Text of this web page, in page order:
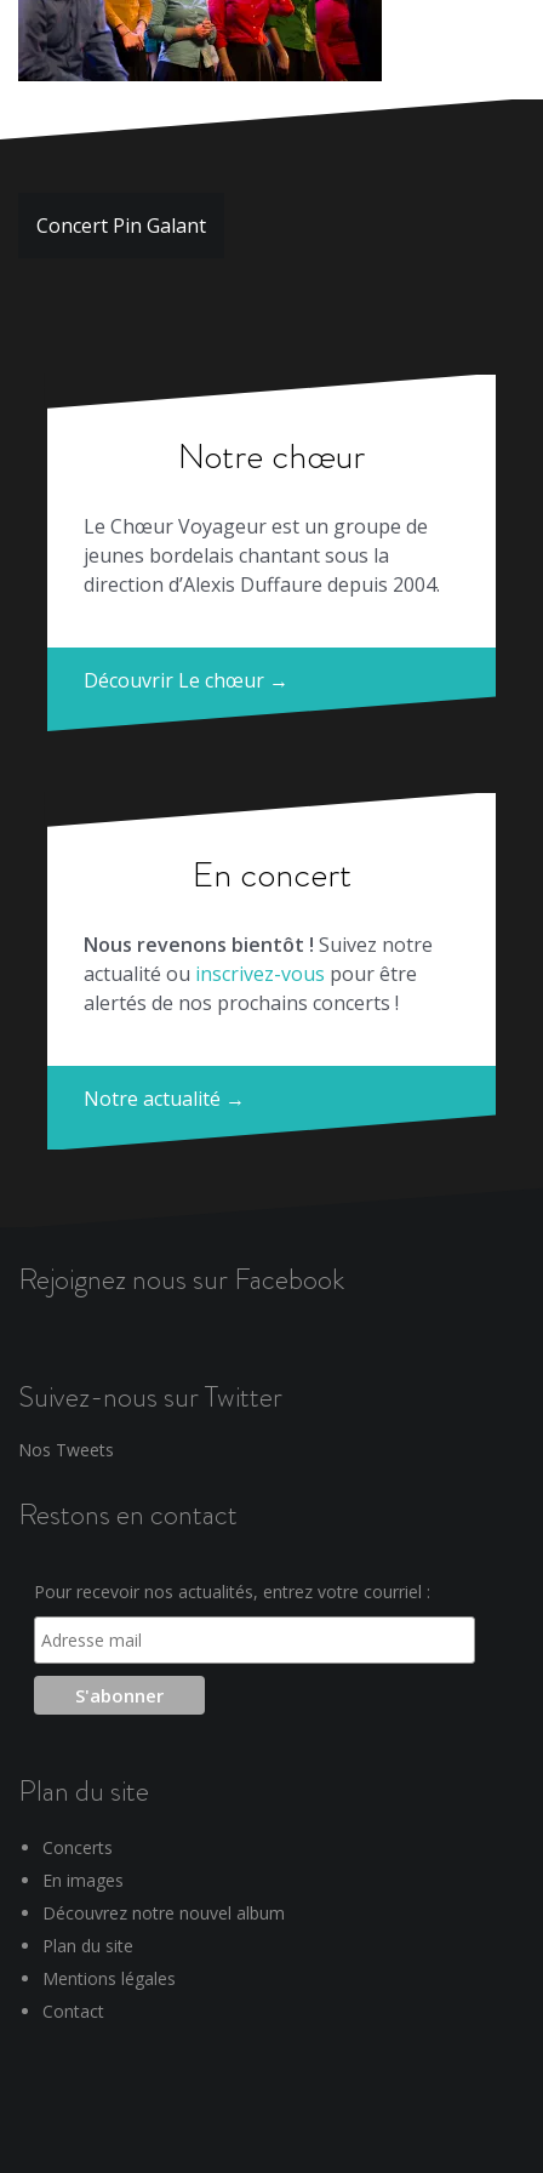
Navigation
Concert Pin Galant
Notre chœur
Le Chœur Voyageur est un groupe de
jeunes bordelais chantant sous la
direction d’Alexis Duffaure depuis 2004.
Découvrir Le chœur →
En concert
Nous revenons bientôt ! Suivez notre
actualité ou inscrivez-vous pour être
alertés de nos prochains concerts !
Notre actualité →
Rejoignez nous sur Facebook
Suivez-nous sur Twitter
Nos Tweets
Restons en contact
Pour recevoir nos actualités, entrez votre courriel :
Plan du site
Concerts
En images
Découvrez notre nouvel album
Plan du site
Mentions légales
Contact